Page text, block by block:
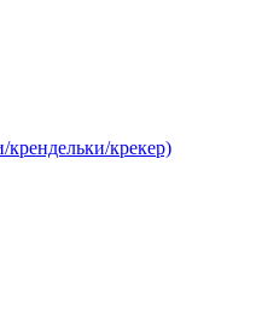
крекер)